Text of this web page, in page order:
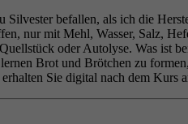
Silvester befallen, als ich die
nur mit Mehl, Wasser, Salz,
oder Autolyse. Was ist
Brot und Brötchen zu
Sie digital nach dem Kurs